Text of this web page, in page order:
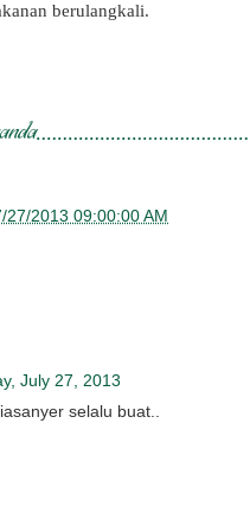
berulangkali.
27/2013 09:00:00 AM
July 27, 2013
selalu buat..